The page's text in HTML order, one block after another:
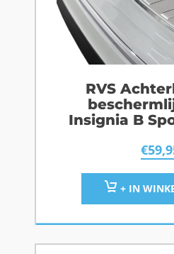
RVS
Insignia B
€
+ IN